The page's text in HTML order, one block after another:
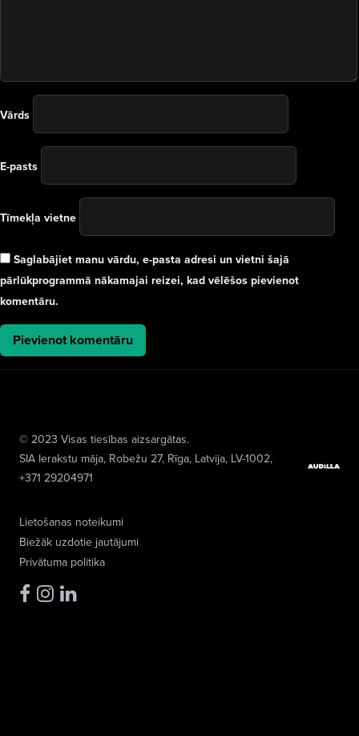
Vārds
E-pasts
Tīmekļa vietne
Saglabājiet manu vārdu, e-pasta adresi un vietni šajā
pārlūkprogrammā nākamajai reizei, kad vēlēšos pievienot
komentāru.
Lietošanas noteikumi
Biežāk uzdotie jautājumi
Privātuma politika
© 2023 Visas tiesības aizsargātas.
SIA Ierakstu māja, Robežu 27, Rīga, Latvija, LV-1002,
+371 29204971